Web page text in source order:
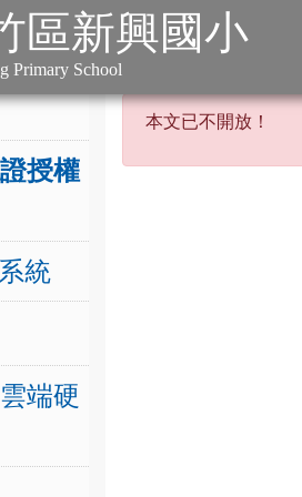
區新興國小
Primary School
本站消息 分月文
本文已不
本文已不開放！
授權
統
端硬